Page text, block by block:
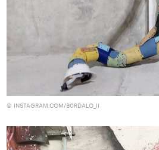
© INSTAGRAM.COM/B0RDALO_II